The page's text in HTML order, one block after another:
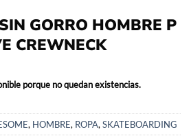
GORRO HOMBRE P
CREWNECK
porque no quedan existencias.
, HOMBRE, ROPA, SKATEBOARDING